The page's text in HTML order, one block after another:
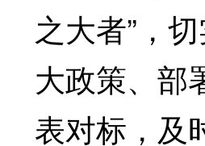
之大者”，
大政策、部
表对标，及